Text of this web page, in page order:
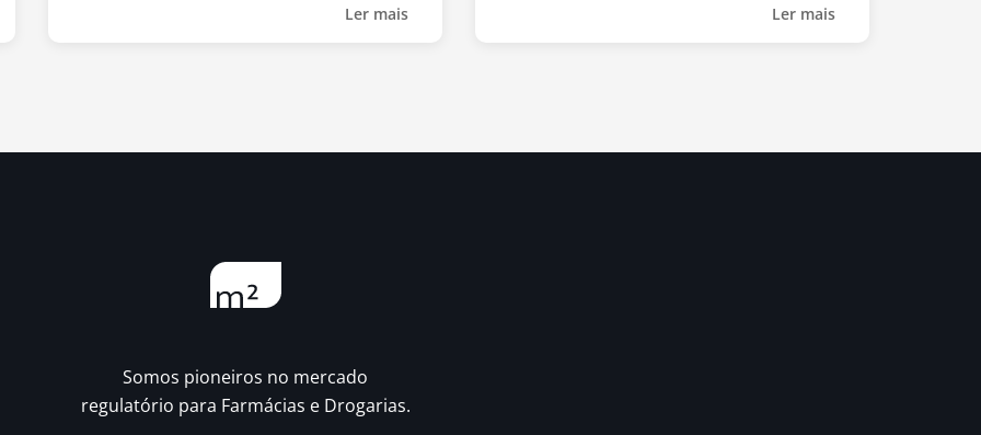
Ler mais Ler mais
Somos pioneiros no mercado
regulatório para Farmácias e Drogarias.